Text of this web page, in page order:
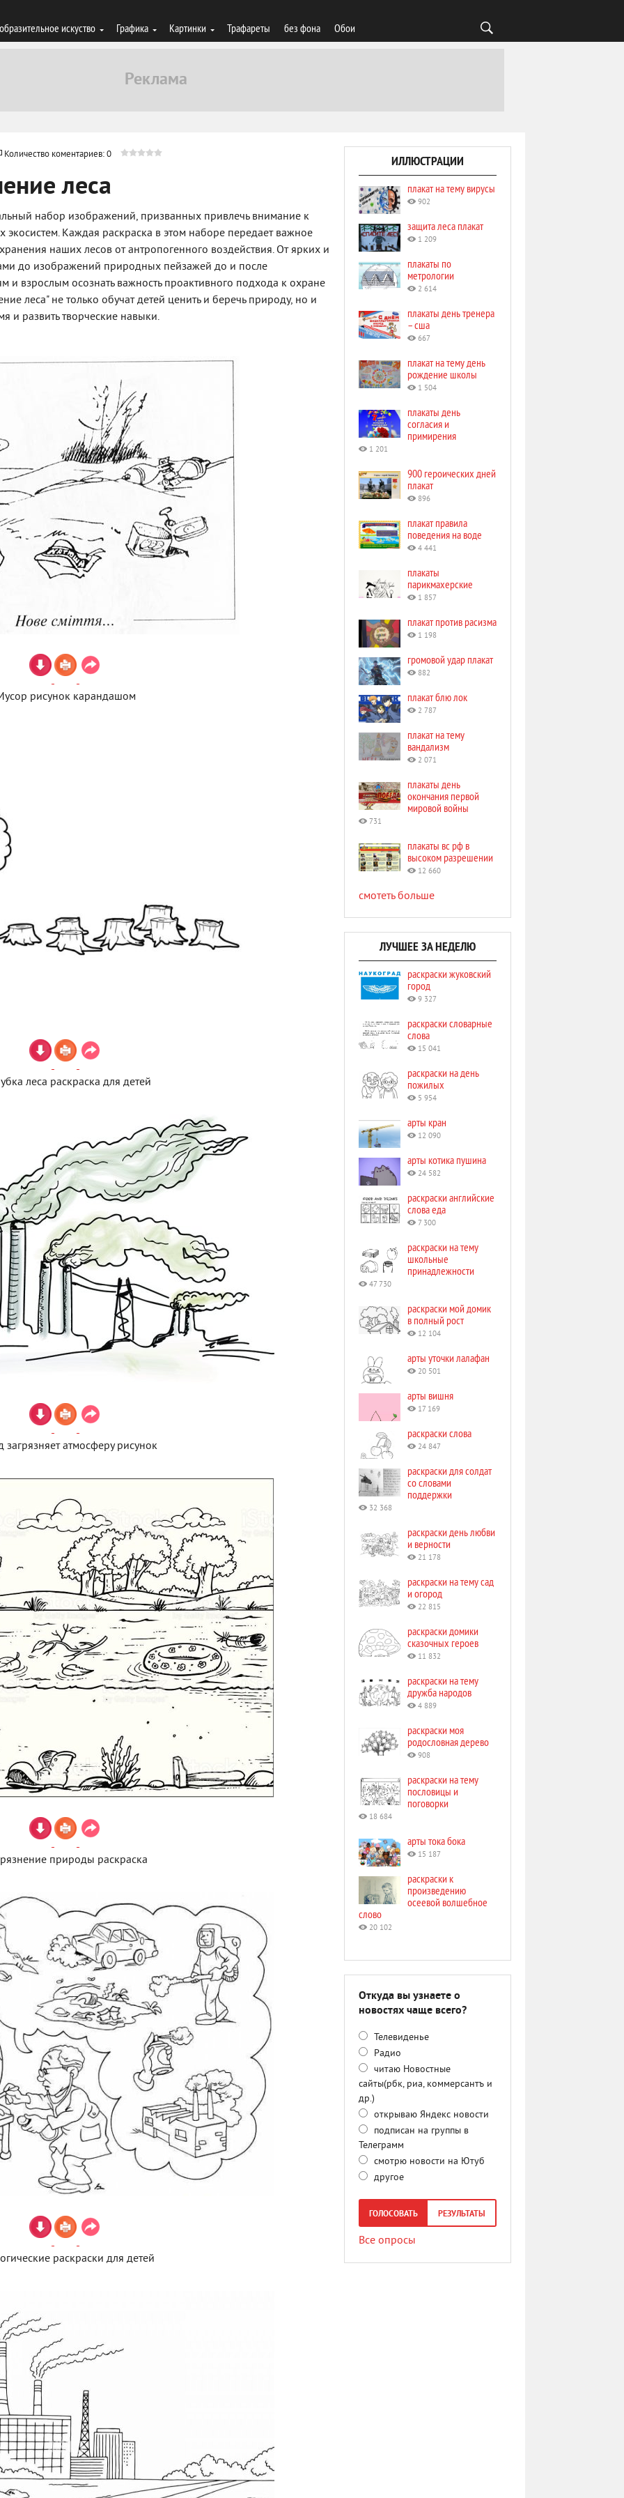
искуство Графика Картинки Трафареты без фона Обои
Количество коментариев: 0
леса
набор изображений, призванных привлечь внимание к
экосистем. Каждая раскраска в этом наборе передает важное
наших лесов от антропогенного воздействия. От ярких и
до изображений природных пейзажей до и после
и взрослым осознать важность проактивного подхода к охране
леса" не только обучат детей ценить и беречь природу, но и
и развить творческие навыки.
рисунок карандашом
леса раскраска для детей
загрязняет атмосферу рисунок
природы раскраска
раскраски для детей
ИЛЛЮСТРАЦИИ
плакат на тему вирусы
902
защита леса плакат
1 209
плакаты по
метрологии
2 614
плакаты день тренера
– сша
667
плакат на тему день
рождение школы
1 504
плакаты день
согласия и
примирения
1 201
900 героических дней
плакат
896
плакат правила
поведения на воде
4 441
плакаты
парикмахерские
1 857
плакат против расизма
1 198
громовой удар плакат
882
плакат блю лок
2 787
плакат на тему
вандализм
2 071
плакаты день
окончания первой
мировой войны
731
плакаты вс рф в
высоком разрешении
12 660
смотеть больше
ЛУЧШЕЕ ЗА НЕДЕЛЮ
раскраски жуковский
город
9 327
раскраски словарные
слова
15 041
раскраски на день
пожилых
5 954
арты кран
12 090
арты котика пушина
24 582
раскраски английские
слова еда
7 300
раскраски на тему
школьные
принадлежности
47 730
раскраски мой домик
в полный рост
12 104
арты уточки лалафан
20 501
арты вишня
17 169
раскраски слова
24 847
раскраски для солдат
со словами
поддержки
32 368
раскраски день любви
и верности
21 178
раскраски на тему сад
и огород
22 815
раскраски домики
сказочных героев
11 832
раскраски на тему
дружба народов
4 889
раскраски моя
родословная дерево
908
раскраски на тему
пословицы и
поговорки
18 684
арты тока бока
15 187
раскраски к
произведению
осеевой волшебное
слово
20 102
Откуда вы узнаете о
новостях чаще всего?
Телевиденье
Радио
читаю Новостные
сайты(рбк, риа, коммерсантъ и
др.)
открываю Яндекс новости
подписан на группы в
Телеграмм
смотрю новости на Ютуб
другое
ГОЛОСОВАТЬ РЕЗУЛЬТАТЫ
Все опросы